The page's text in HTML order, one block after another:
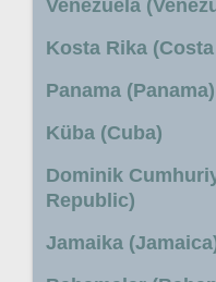
Venezuela
Kosta Rika
Panama (Panama)
Küba (Cuba)
Dominik
Republic)
Jamaika